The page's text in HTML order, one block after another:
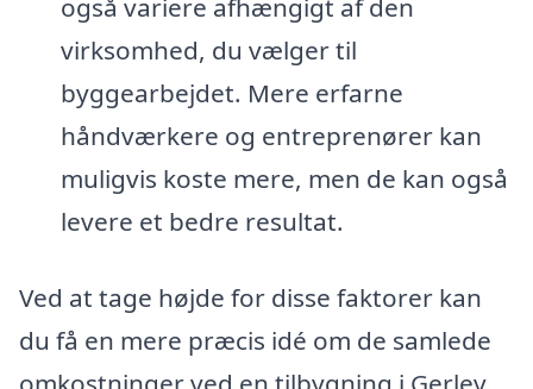
også variere afhængigt af den
virksomhed, du vælger til
byggearbejdet. Mere erfarne
håndværkere og entreprenører kan
muligvis koste mere, men de kan også
levere et bedre resultat.
Ved at tage højde for disse faktorer kan
du få en mere præcis idé om de samlede